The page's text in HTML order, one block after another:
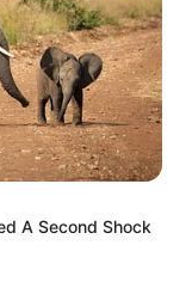
A Second Shock